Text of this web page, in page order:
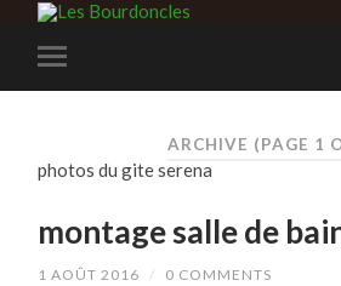
ARCHIVE (PAGE 1
photos du gite serena
montage salle de
1 AOÛT 2016 / 0 COMMENTS